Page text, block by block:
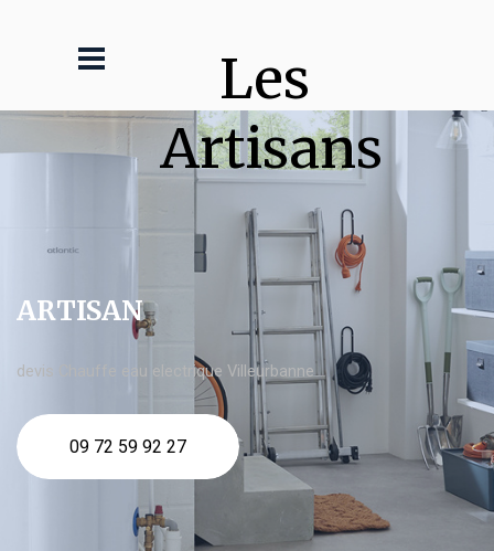
Les
Artisans
ARTISAN
devis Chauffe eau electrique Villeurbanne
09 72 59 92 27